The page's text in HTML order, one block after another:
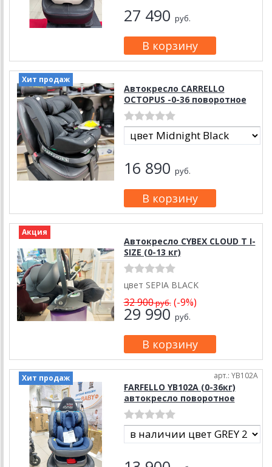
27 490 руб.
Хит продаж
Автокресло CARRELLO
OCTOPUS -0-36 поворотное
16 890 руб.
Акция
Автокресло CYBEX CLOUD T I-
SIZE (0-13 кг)
цвет SEPIA BLACK
32 900руб.(-9%)
29 990руб.
Хит продаж арт.: YB102A
FARFELLO YB102A (0-36кг)
автокресло поворотное